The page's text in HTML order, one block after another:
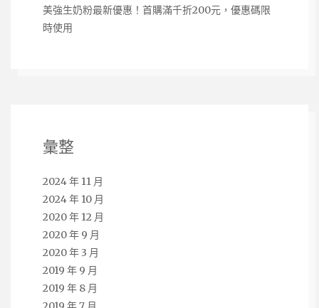
美強生奶粉最新優惠！首購滿千折200元，優惠碼限
時使用
彙整
2024 年 11 月
2024 年 10 月
2020 年 12 月
2020 年 9 月
2020 年 3 月
2019 年 9 月
2019 年 8 月